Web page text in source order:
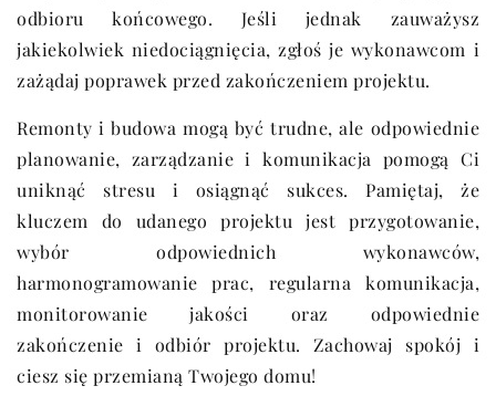
odbioru końcowego. Jeśli jednak zauważysz
jakiekolwiek niedociągnięcia, zgłoś je wykonawcom i
zażądaj poprawek przed zakończeniem projektu.
Remonty i budowa mogą być trudne, ale odpowiednie
planowanie, zarządzanie i komunikacja pomogą Ci
uniknąć stresu i osiągnąć sukces. Pamiętaj, że
kluczem do udanego projektu jest przygotowanie,
wybór odpowiednich wykonawców,
harmonogramowanie prac, regularna komunikacja,
monitorowanie jakości oraz odpowiednie
zakończenie i odbiór projektu. Zachowaj spokój i
ciesz się przemianą Twojego domu!